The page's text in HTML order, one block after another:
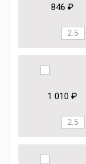
846 ₽
1 010 ₽